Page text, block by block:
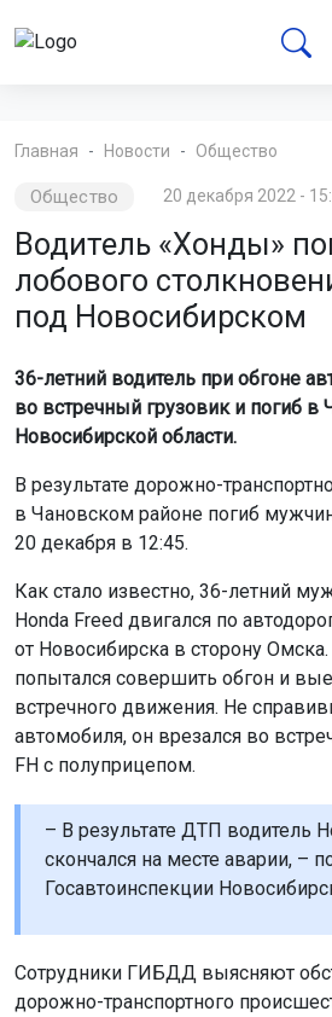
Главная Новости Общество
Общество 20 декабря 2022 -
Водитель «Хонды»
лобового
под Новосибирском
36-летний водитель при обгоне
во встречный грузовик и погиб в
Новосибирской области.
В результате дорожно-
в Чановском районе погиб
20 декабря в 12:45.
Как стало известно, 36-летний
Honda Freed двигался по
от Новосибирска в сторону
попытался совершить обгон и
встречного движения. Не
автомобиля, он врезался во
FH с полуприцепом.
– В результате ДТП водитель
скончался на месте аварии, –
Госавтоинспекции
Сотрудники ГИБДД выясняют
дорожно-транспортного